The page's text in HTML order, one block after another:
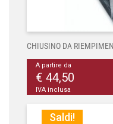
CHIUSINO DA
A partire da
€ 44,50
IVA inclusa
Saldi!